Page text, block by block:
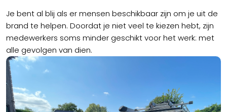
Je bent al blij als er mensen beschikbaar zijn om je uit de
brand te helpen. Doordat je niet veel te kiezen hebt, zijn
medewerkers soms minder geschikt voor het werk: met
alle gevolgen van dien.